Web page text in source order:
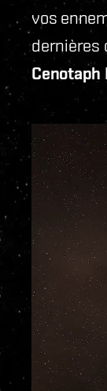
vos
dernières
Cenotaph